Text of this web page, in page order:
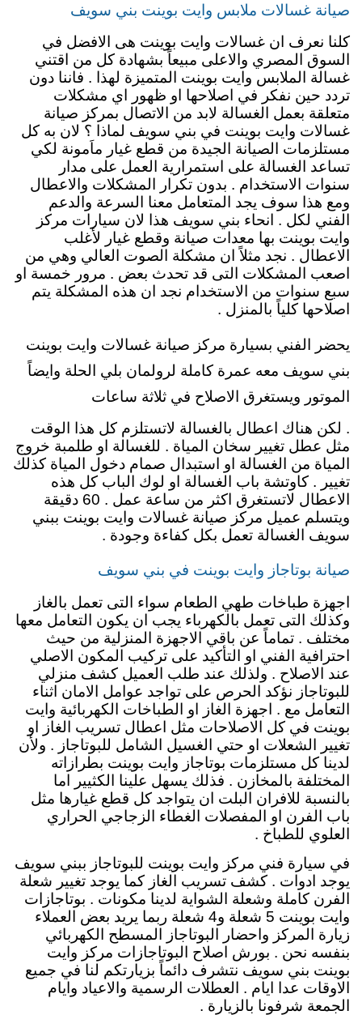
صيانة غسالات ملابس وايت بوينت بني سويف
كلنا نعرف ان غسالات وايت بوينت هى الافضل في
السوق المصري والاعلى مبيعاً بشهادة كل من اقتني
غسالة الملابس وايت بوينت المتميزة لهذا . فاننا دون
تردد حين نفكر في اصلاحها او ظهور اي مشكلات
متعلقة بعمل الغسالة لابد من الاتصال بمركز صيانة
غسالات وايت بوينت في بني سويف لماذا ؟ لان به كل
مستلزمات الصيانة الجيدة من قطع غيار ماَمونة لكي
تساعد الغسالة على استمرارية العمل على مدار
سنوات الاستخدام . بدون تكرار المشكلات والاعطال
ومع هذا سوف يجد المتعامل معنا السرعة والدعم
الفني لكل . انحاء بني سويف هذا لان سيارات مركز
وايت بوينت بها معدات صيانة وقطع غيار لأغلب
الاعطال . نجد مثلاً ان مشكلة الصوت العالي وهي من
اصعب المشكلات التى قد تحدث بعض . مرور خمسة او
سبع سنوات من الاستخدام نجد ان هذه المشكلة يتم
اصلاحها كلياً بالمنزل .
يحضر الفني بسيارة مركز صيانة غسالات وايت بوينت
بني سويف معه عمرة كاملة لرولمان بلي الحلة وايضاً
الموتور ويستغرق الاصلاح في ثلاثة ساعات
. لكن هناك اعطال بالغسالة لاتستلزم كل هذا الوقت
مثل عطل تغيير سخان المياة . للغسالة او طلمبة خروج
المياة من الغسالة او استبدال صمام دخول المياة كذلك
تغيير . كاوتشة باب الغسالة او لوك الباب كل هذه
الاعطال لاتستغرق اكثر من ساعة عمل . 60 دقيقة
ويتسلم عميل مركز صيانة غسالات وايت بوينت ببني
سويف الغسالة تعمل بكل كفاءة وجودة .
صيانة بوتاجاز وايت بوينت في بني سويف
اجهزة طباخات طهي الطعام سواء التى تعمل بالغاز
وكذلك التى تعمل بالكهرباء يجب ان يكون التعامل معها
مختلف . تماماً عن باقي الاجهزة المنزلية من حيث
احترافية الفني او التأكيد على تركيب المكون الاصلي
عند الاصلاح . ولذلك عند طلب العميل كشف منزلي
للبوتاجاز نؤكد الحرص على تواجد عوامل الامان اثناء
التعامل مع . اجهزة الغاز او الطباخات الكهربائية وايت
بوينت في كل الاصلاحات مثل اعطال تسريب الغاز او
تغيير الشعلات او حتي الغسيل الشامل للبوتاجاز . ولأن
لدينا كل مستلزمات بوتاجاز وايت بوينت بطرازاته
المختلفة بالمخازن . فذلك يسهل علينا الكثيير اما
بالنسبة للافران البلت ان يتواجد كل قطع غيارها مثل
باب الفرن او المفصلات الغطاء الزجاجي الحراري
العلوي للطباخ .
في سيارة فني مركز وايت بوينت للبوتاجاز ببني سويف
يوجد ادوات . كشف تسريب الغاز كما يوجد تغيير شعلة
الفرن كاملة وشعلة الشواية لدينا مكونات . بوتاجازات
وايت بوينت 5 شعلة و4 شعلة ربما يريد بعض العملاء
زيارة المركز واحضار البوتاجاز المسطح الكهربائي
بنفسه نحن . بورش اصلاح البوتاجازات مركز وايت
بوينت بني سويف نتشرف دائماً بزيارتكم لنا في جميع
الاوقات عدا ايام . العطلات الرسمية والاعياد وايام
الجمعة شرفونا بالزيارة .